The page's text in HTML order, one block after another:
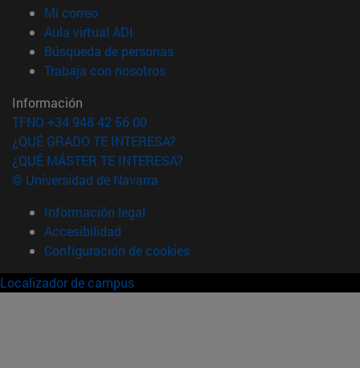
Mi correo(abre en nueva ventana)
Aula virtual ADI
Búsqueda de personas(abre en nueva ventana)
Trabaja con nosotros(abre en nueva ventana)
Información
TFNO +34 948 42 56 00
¿QUÉ GRADO TE INTERESA?
¿QUÉ MÁSTER TE INTERESA?
© Universidad de Navarra
Información legal
Accesibilidad
Configuración de cookies
Localizador de campus